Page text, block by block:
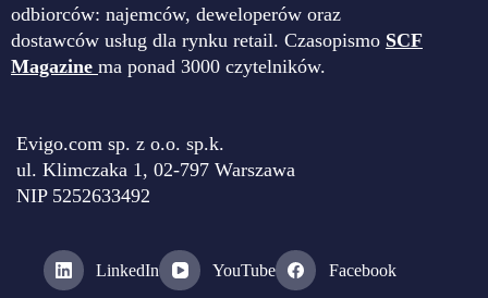
odbiorców: najemców, deweloperów oraz
dostawców usług dla rynku retail. Czasopismo SCF
Magazine ma ponad 3000 czytelników.
Evigo.com sp. z o.o. sp.k.
ul. Klimczaka 1, 02-797 Warszawa
NIP 5252633492
LinkedIn YouTube Facebook